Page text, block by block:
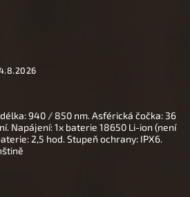
940 / 850 nm. Asférická čočka: 36
Napájení: 1x baterie 18650 Li-ion (není
2,5 hod. Stupeň ochrany: IPX6.